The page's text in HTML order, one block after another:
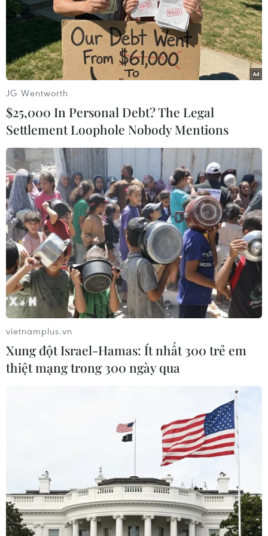
Phó Chủ tịch Thường trực Ủy ban Nhân dân tỉnh Bình Dương
Mai Hùng Dũng trao đổi với phóng viên TTXVN. (Ảnh: Dương
Chí Tưởng/TTXVN)
Riêng Bình Dương được đánh giá là một điểm
sáng trong phát triển thành phố thông minh và
ứng dụng công nghệ 4.0. Thành công của Bình
Dương trong việc giải quyết thách thức xã hội và
môi trường đầu tư được đánh giá cao.
Các diễn giả đề xuất chọn thành phố mới Bình
Dương trở thành trung tâm giáo dục uy tín cho
tương lai về đào tạo nguồn nhân lực chất lượng
cao để đáp ứng xu hướng Đổi mới Sáng tạo và
Chuyển đổi Số. Đồng thời, nhấn mạnh việc mời
gọi tài năng, thu hút chất xám từ nơi khác và
xây dựng hệ sinh thái mới để tạo cơ hội phát
triển nghề nghiệp, môi trường sống đáng sống.
Điều này có thể biến Bình Dương không chỉ
thành vùng đổi mới sáng tạo mà trở thành
"thung lũng Silicon" mới của Việt Nam.
JG Wentworth
$25,000 In Personal Debt? The Legal
Settlement Loophole Nobody Mentions
vietnamplus.vn
Xung đột Israel-Hamas: Ít nhất 300 trẻ em
thiệt mạng trong 300 ngày qua